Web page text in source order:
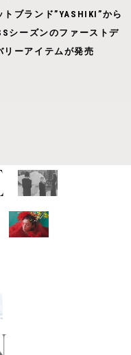
トブランド”YASHIKI”から
シーズンのファーストデ
リーアイテムが発売